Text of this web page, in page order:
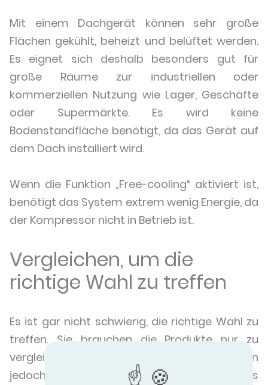
Mit einem Dachgerät können sehr große
Flächen gekühlt, beheizt und belüftet werden.
Es eignet sich deshalb besonders gut für
große Räume zur industriellen oder
kommerziellen Nutzung wie Lager, Geschäfte
oder Supermärkte. Es wird keine
Bodenstandfläche benötigt, da das Gerät auf
dem Dach installiert wird.
Wenn die Funktion „Free-cooling“ aktiviert ist,
benötigt das System extrem wenig Energie, da
der Kompressor nicht in Betrieb ist.
Vergleichen, um die
richtige Wahl zu treffen
Es ist gar nicht schwierig, die richtige Wahl zu
treffen. Sie brauchen die Produkte nur zu
vergleichen. Wenn die Produktleistungen
jedoch nicht zertifiziert sind, wird dies